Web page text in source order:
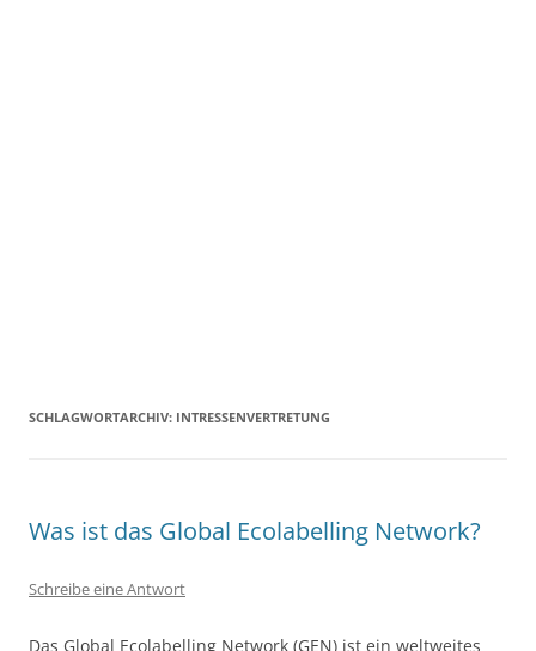
SCHLAGWORTARCHIV: INTRESSENVERTRETUNG
Was ist das Global Ecolabelling Network?
Schreibe eine Antwort
Das Global Ecolabelling Network (GEN) ist ein weltweites